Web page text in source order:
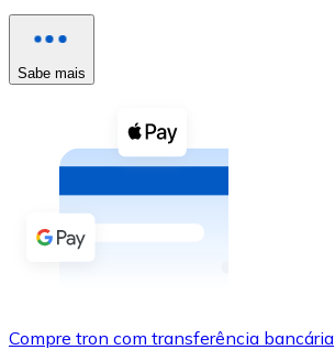
XRP
Cupons cripto
Comprar com dinheiro
Comprar com transferência bancária
Sabe mais
Compre tron com transferência bancária